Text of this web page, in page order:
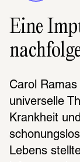
Eine
Carol
univer­selle
Krank­heit
Lebens